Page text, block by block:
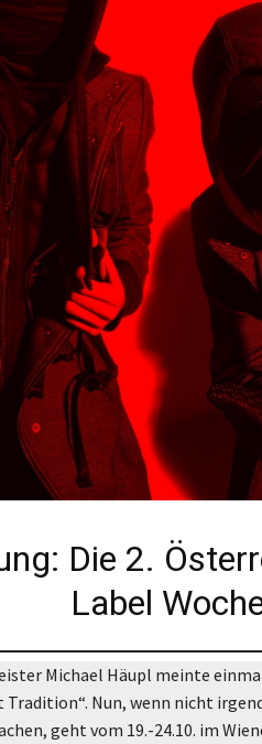
Die 2.
Label
Michael Häupl meinte
Nun, wenn nicht
geht vom 19.-24.10. im